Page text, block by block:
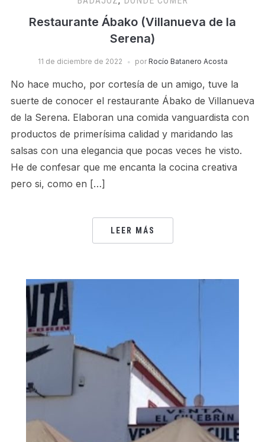
Restaurante Ábako (Villanueva de la
Serena)
11 de diciembre de 2022 por Rocío Batanero Acosta
No hace mucho, por cortesía de un amigo, tuve la
suerte de conocer el restaurante Ábako de Villanueva
de la Serena. Elaboran una comida vanguardista con
productos de primerísima calidad y maridando las
salsas con una elegancia que pocas veces he visto.
He de confesar que me encanta la cocina creativa
pero si, como en […]
LEER MÁS